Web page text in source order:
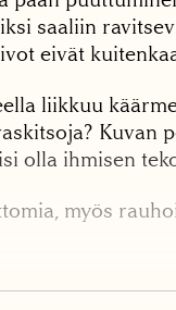
saaliin
eivät
liikkuu
Kuvan
olla ihmisen
myös